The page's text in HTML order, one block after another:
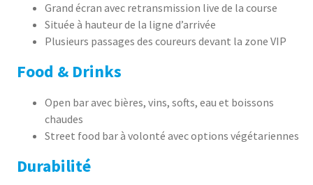
Grand écran avec retransmission live de la course
Située à hauteur de la ligne d’arrivée
Plusieurs passages des coureurs devant la zone VIP
Food & Drinks
Open bar avec bières, vins, softs, eau et boissons
chaudes
Street food bar à volonté avec options végétariennes
Durabilité